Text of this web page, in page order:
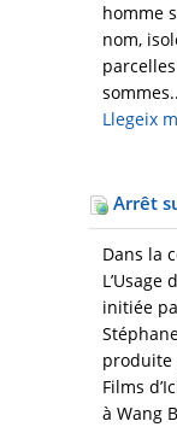
homme
nom,
Llegeix
Arrêt
Dans la
L’Usage
initiée
produite
Films
à Wang